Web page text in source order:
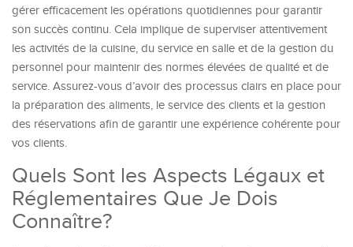
gérer efficacement les opérations quotidiennes pour garantir
son succès continu. Cela implique de superviser attentivement
les activités de la cuisine, du service en salle et de la gestion du
personnel pour maintenir des normes élevées de qualité et de
service. Assurez-vous d’avoir des processus clairs en place pour
la préparation des aliments, le service des clients et la gestion
des réservations afin de garantir une expérience cohérente pour
vos clients.
Quels Sont les Aspects Légaux et
Réglementaires Que Je Dois
Connaître?